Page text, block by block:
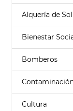
Alquería de
Bienestar
Bomberos
Cultura